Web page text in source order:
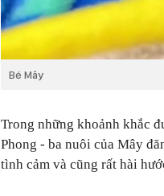
Bé Mây
Trong những khoảnh khắc
Phong - ba nuôi của Mây
tình cảm và cũng rất hài